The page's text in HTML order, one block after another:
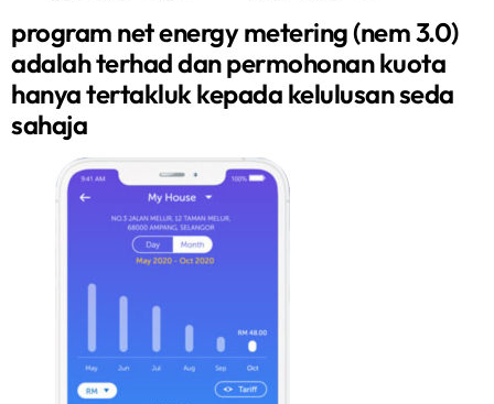
program net energy metering (nem 3.0)
adalah terhad dan permohonan kuota
hanya tertakluk kepada kelulusan seda
sahaja